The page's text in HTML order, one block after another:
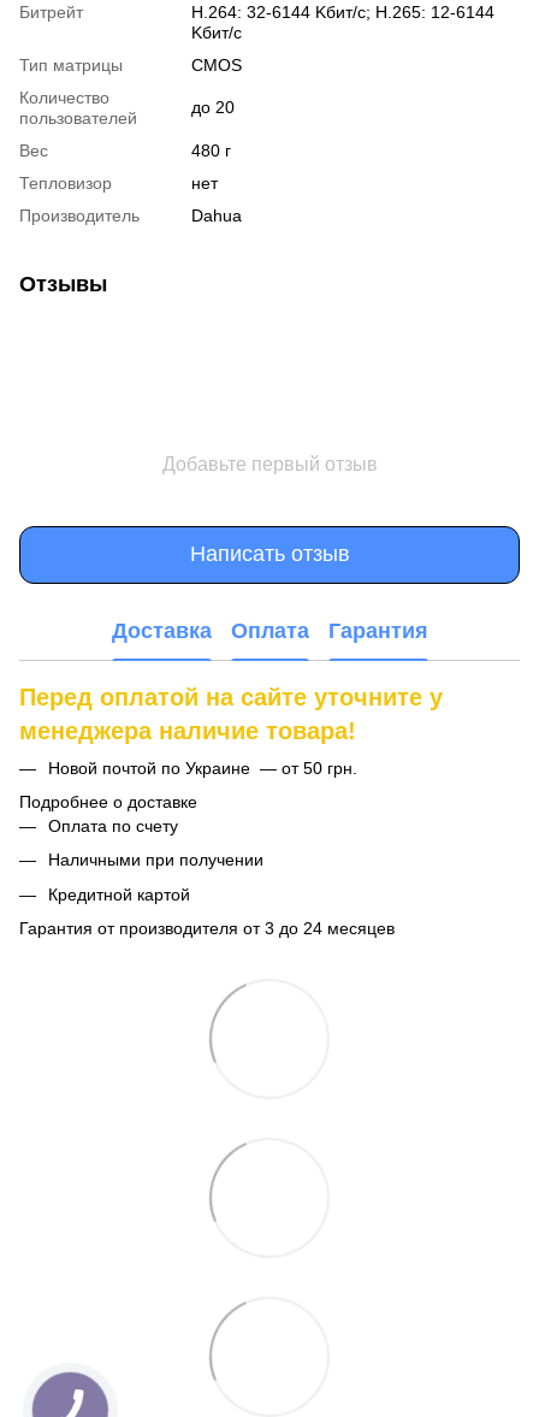
Битрейт
H.264: 32-6144 Kбит/с; H.265: 12-6144
Kбит/с
Тип матрицы
CMOS
Количество
пользователей
до 20
Вес
480 г
Тепловизор
нет
Производитель
Dahua
Отзывы
Добавьте первый отзыв
Написать отзыв
Доставка Оплата Гарантия
Перед оплатой на сайте уточните у
менеджера наличие товара!
Новой почтой по Украине — от 50 грн.
Подробнее о доставке
Оплата по счету
Наличными при получении
Кредитной картой
Гарантия от производителя от 3 до 24 месяцев